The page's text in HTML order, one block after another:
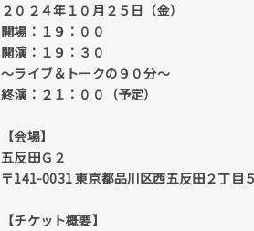
２０２４年１０月２５日（金）
開場：１９：００
開演：１９：３０
～ライブ＆トークの９０分～
終演：２１：００（予定）
【会場】
五反田Ｇ２
〒141-0031 東京都品川区西五反田２丁
【チケット概要】